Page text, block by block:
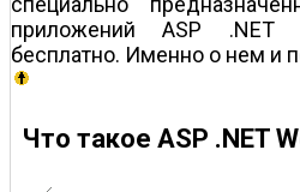
приложений ASP .NET
бесплатно. Именно о нем и
Что такое ASP .NET